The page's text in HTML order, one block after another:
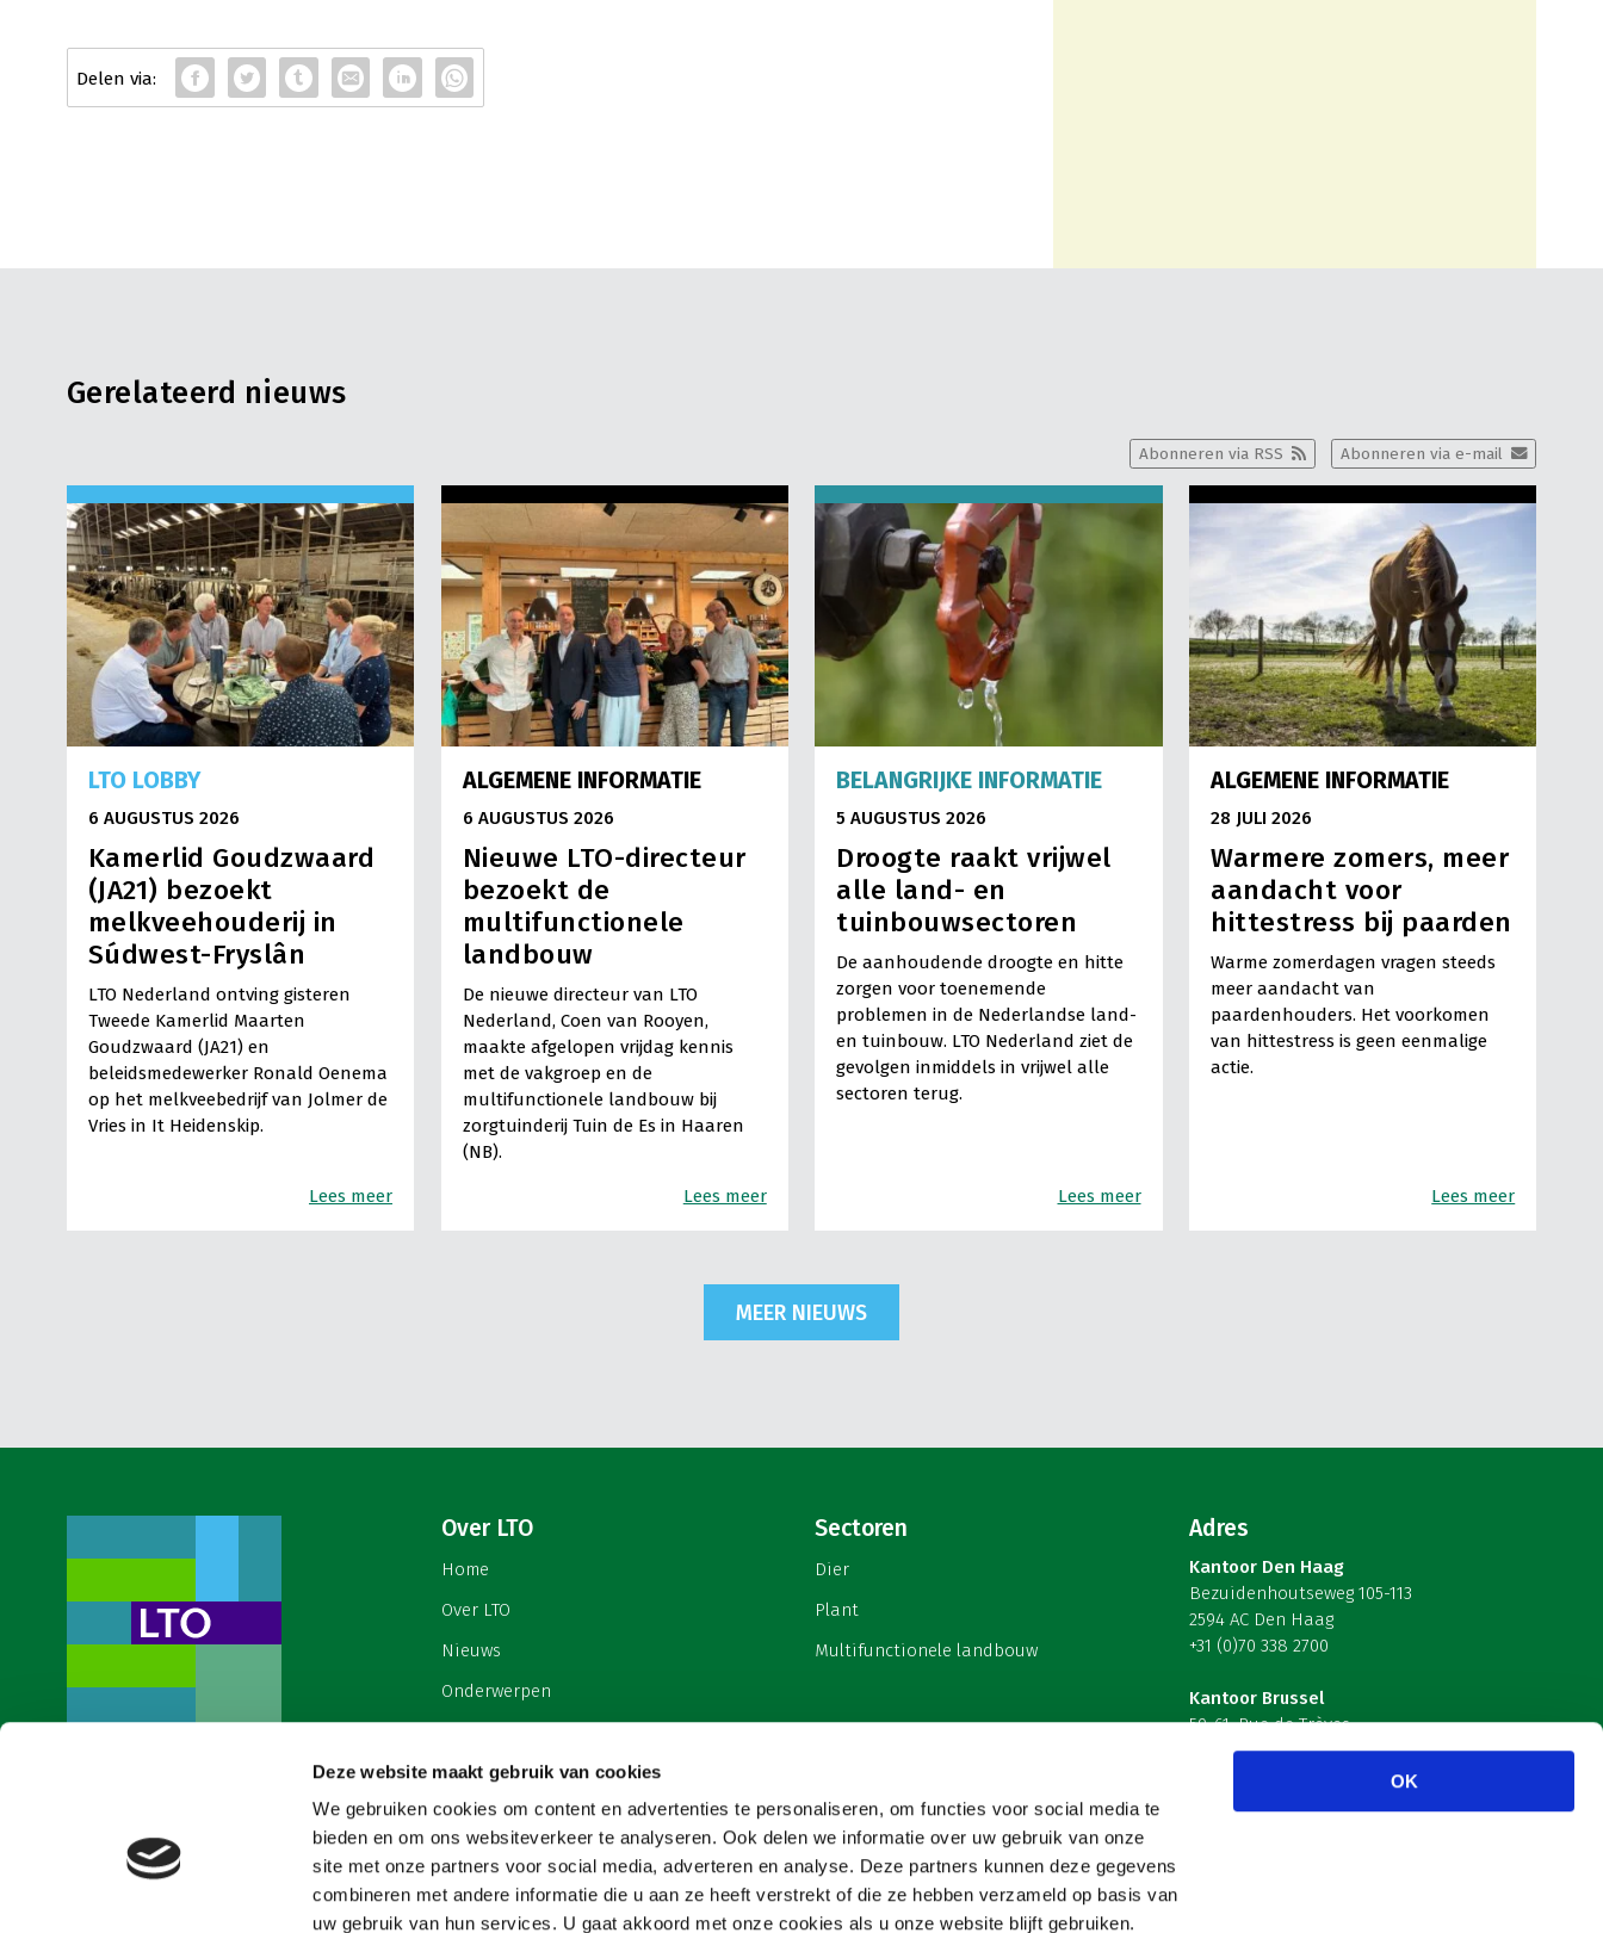
Deze website maakt gebruik van cookies
We gebruiken cookies om content en advertenties te personaliseren, om functies voor social media te
bieden en om ons websiteverkeer te analyseren. Ook delen we informatie over uw gebruik van onze
site met onze partners voor social media, adverteren en analyse. Deze partners kunnen deze gegevens
combineren met andere informatie die u aan ze heeft verstrekt of die ze hebben verzameld op basis van
uw gebruik van hun services. U gaat akkoord met onze cookies als u onze website blijft gebruiken.
OK
Gerelateerd nieuws
Abonneren via e-mail
Abonneren via RSS
LTO LOBBY
6 AUGUSTUS 2026
Kamerlid Goudzwaard
(JA21) bezoekt
melkveehouderij in
Súdwest-Fryslân
LTO Nederland ontving gisteren
Tweede Kamerlid Maarten
Goudzwaard (JA21) en
beleidsmedewerker Ronald Oenema
op het melkveebedrijf van Jolmer de
Vries in It Heidenskip.
Lees meer
ALGEMENE INFORMATIE
6 AUGUSTUS 2026
Nieuwe LTO-directeur
bezoekt de
multifunctionele
landbouw
De nieuwe directeur van LTO
Nederland, Coen van Rooyen,
maakte afgelopen vrijdag kennis
met de vakgroep en de
multifunctionele landbouw bij
zorgtuinderij Tuin de Es in Haaren
(NB).
Lees meer
BELANGRIJKE INFORMATIE
5 AUGUSTUS 2026
Droogte raakt vrijwel
alle land- en
tuinbouwsectoren
De aanhoudende droogte en hitte
zorgen voor toenemende
problemen in de Nederlandse land-
en tuinbouw. LTO Nederland ziet de
gevolgen inmiddels in vrijwel alle
sectoren terug.
Lees meer
ALGEMENE INFORMATIE
28 JULI 2026
Warmere zomers, meer
aandacht voor
hittestress bij paarden
Warme zomerdagen vragen steeds
meer aandacht van
paardenhouders. Het voorkomen
van hittestress is geen eenmalige
actie.
Lees meer
MEER NIEUWS
werkgeversorganisatie met meerwaarde,
voor een sector met meerwaarde. Dat is
Land- en Tuinbouw Organisatie
Nederland (LTO).
Over LTO
Home
Over LTO
Nieuws
Onderwerpen
Contact
Cookies & privacy
Sectoren
Dier
Plant
Multifunctionele landbouw
Adres
Kantoor Den Haag
Bezuidenhoutseweg 105-113
2594 AC Den Haag
+31 (0)70 338 2700
Kantoor Brussel
59-61, Rue de Trèves
B-1040 Brussel – België
Volg ons